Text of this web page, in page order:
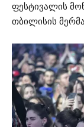
ფესტივალის
თბილისის